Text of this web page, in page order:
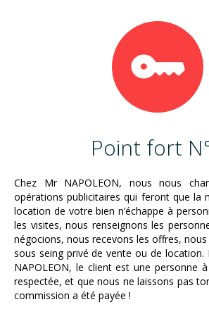
Point fort
Chez Mr NAPOLEON, nous nous
opérations publicitaires qui feront que la
location de votre bien n’échappe à
les visites, nous renseignons les
négocions, nous recevons les offres,
sous seing privé de vente ou de location.
NAPOLEON, le client est une personne
respectée, et que nous ne laissons pas
commission a été payée !